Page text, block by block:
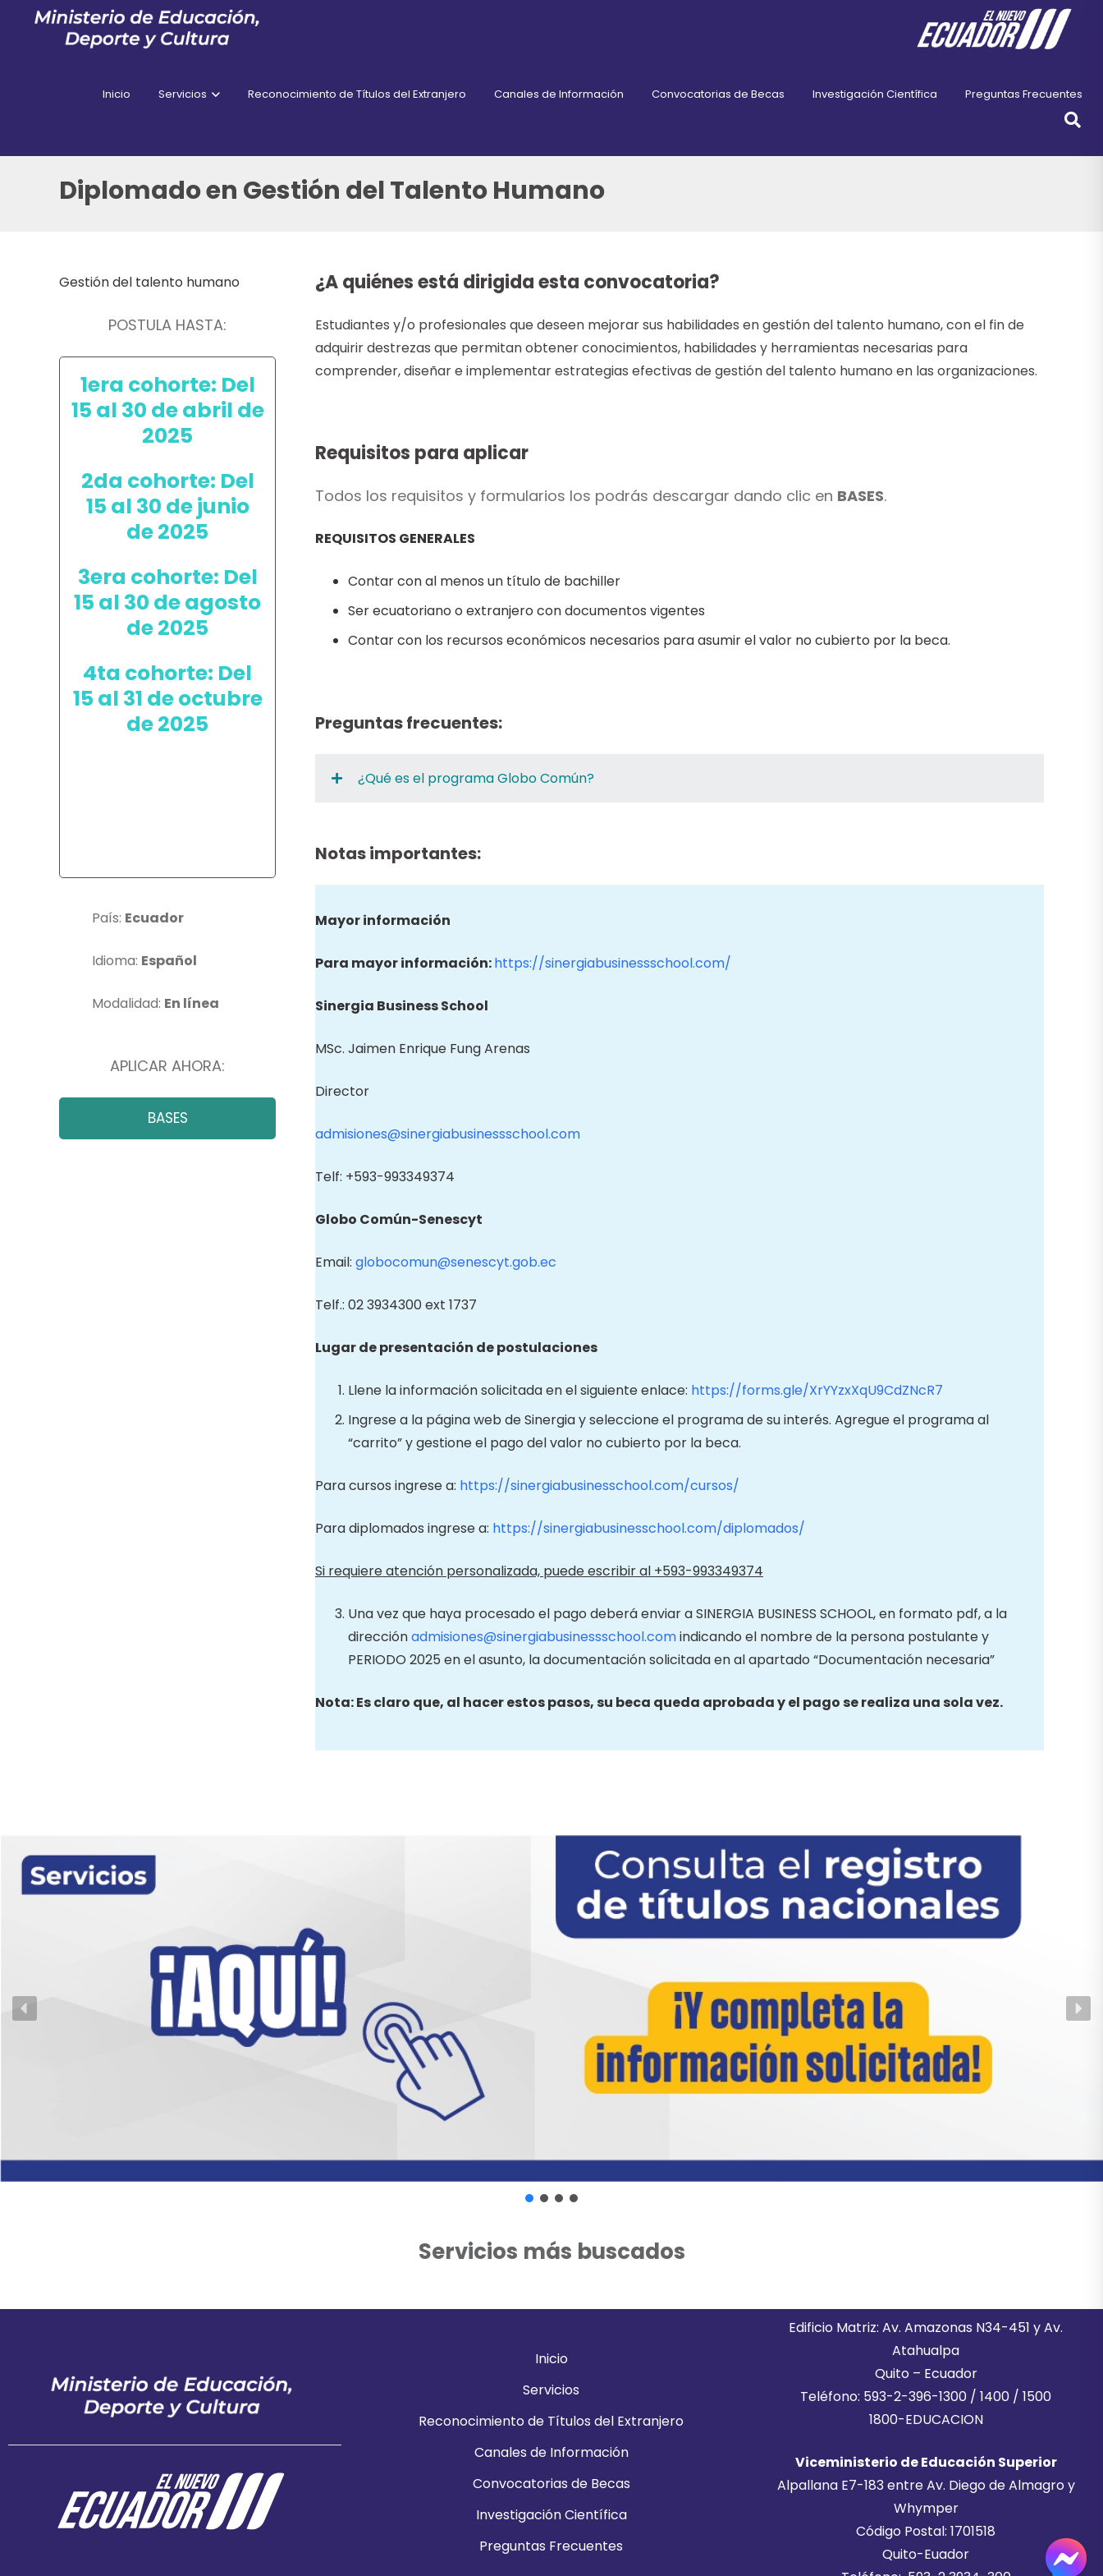
Inicio Servicios Reconocimiento de Títulos del Extranjero Canales de Información Convocatorias de Becas Investigación Científica Preguntas Frecuentes
Diplomado en Gestión del Talento Humano
Gestión del talento humano
POSTULA HASTA:
1era cohorte: Del
15 al 30 de abril de
2025
2da cohorte: Del
15 al 30 de junio
de 2025
3era cohorte: Del
15 al 30 de agosto
de 2025
4ta cohorte: Del
15 al 31 de octubre
de 2025
País: Ecuador
Idioma: Español
Modalidad: En línea
APLICAR AHORA:
BASES
¿A quiénes está dirigida esta convocatoria?
Estudiantes y/o profesionales que deseen mejorar sus habilidades en gestión del talento humano, con el fin de
adquirir destrezas que permitan obtener conocimientos, habilidades y herramientas necesarias para
comprender, diseñar e implementar estrategias efectivas de gestión del talento humano en las organizaciones.
Requisitos para aplicar
Todos los requisitos y formularios los podrás descargar dando clic en BASES.
REQUISITOS GENERALES
Contar con al menos un título de bachiller
Ser ecuatoriano o extranjero con documentos vigentes
Contar con los recursos económicos necesarios para asumir el valor no cubierto por la beca.
Preguntas frecuentes:
¿Qué es el programa Globo Común?
Notas importantes:
Mayor información
Para mayor información:https://sinergiabusinessschool.com/
Sinergia Business School
MSc. Jaimen Enrique Fung Arenas
Director
admisiones@sinergiabusinessschool.com
Telf: +593-993349374
Globo Común-Senescyt
Email: globocomun@senescyt.gob.ec
Telf.: 02 3934300 ext 1737
Lugar de presentación de postulaciones
Llene la información solicitada en el siguiente enlace: https://forms.gle/XrYYzxXqU9CdZNcR7
Ingrese a la página web de Sinergia y seleccione el programa de su interés. Agregue el programa al
“carrito” y gestione el pago del valor no cubierto por la beca.
Para cursos ingrese a: https://sinergiabusinesschool.com/cursos/
Para diplomados ingrese a: https://sinergiabusinesschool.com/diplomados/
Si requiere atención personalizada, puede escribir al +593-993349374
Una vez que haya procesado el pago deberá enviar a SINERGIA BUSINESS SCHOOL, en formato pdf, a la
direcciónadmisiones@sinergiabusinessschool.comindicando el nombre de la persona postulante y
PERIODO 2025 en el asunto, la documentación solicitada en al apartado “Documentación necesaria”
Nota: Es claro que, al hacer estos pasos, su beca queda aprobada y el pago se realiza una sola vez.
Servicios más buscados
Inicio
Servicios
Reconocimiento de Títulos del Extranjero
Canales de Información
Convocatorias de Becas
Investigación Científica
Preguntas Frecuentes
Edificio Matriz: Av. Amazonas N34-451 y Av.
Atahualpa
Quito – Ecuador
Teléfono: 593-2-396-1300 / 1400 / 1500
1800-EDUCACION
Viceministerio de Educación Superior
Alpallana E7-183 entre Av. Diego de Almagro y
Whymper
Código Postal: 1701518
Quito-Euador